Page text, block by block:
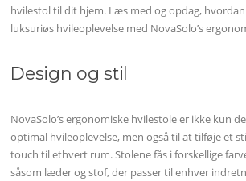
hvilestol til dit hjem. Læs med og opdag,
luksuriøs hvileoplevelse med NovaSolo’s
Design og stil
NovaSolo’s ergonomiske hvilestole er ikke kun
optimal hvileoplevelse, men også til at tilføje et
touch til ethvert rum. Stolene fås i forskellige
såsom læder og stof, der passer til enhver